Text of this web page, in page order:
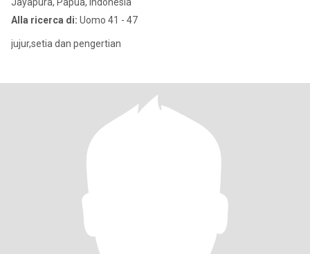
Alla ricerca di: Uomo 41 - 47
jujur,setia dan pengertian